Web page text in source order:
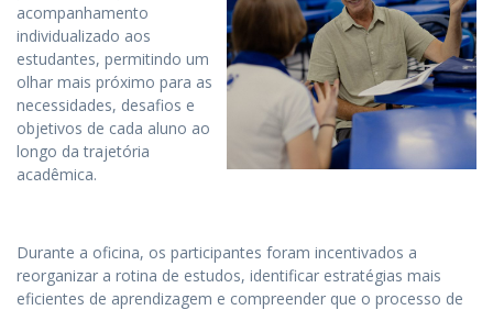
acompanhamento
individualizado aos
estudantes, permitindo um
olhar mais próximo para as
necessidades, desafios e
objetivos de cada aluno ao
longo da trajetória
acadêmica.
Durante a oficina, os participantes foram incentivados a
reorganizar a rotina de estudos, identificar estratégias mais
eficientes de aprendizagem e compreender que o processo de